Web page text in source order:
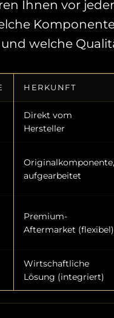
Ihnen vor
welche
ist selten. Bei
Standard.
HERKUNFT
Direkt vom
Hersteller
Originalkomponente,
aufgearbeitet
Premium-
Aftermarket (flexibel)
Wirtschaftliche
Lösung (integriert)